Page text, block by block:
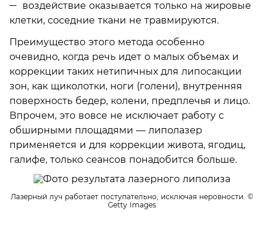
воздействие оказывается только на жировые
клетки, соседние ткани не травмируются.
Преимущество этого метода особенно
очевидно, когда речь идет о малых объемах и
коррекции таких нетипичных для липосакции
зон, как щиколотки, ноги (голени), внутренняя
поверхность бедер, колени, предплечья и лицо.
Впрочем, это вовсе не исключает работу с
обширными площадями — липолазер
применяется и для коррекции живота, ягодиц,
галифе, только сеансов понадобится больше.
Лазерный луч работает поступательно, исключая неровности. ©
Getty Images